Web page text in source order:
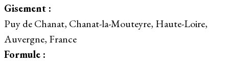
Gisement :
Puy de Chanat, Chanat-la-Mouteyre, Haute-Loire,
Auvergne, France
Formule :